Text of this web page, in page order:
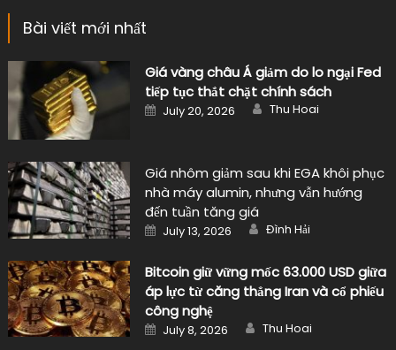
Bài viết mới nhất
Giá vàng châu Á giảm do lo ngại Fed
tiếp tục thắt chặt chính sách
Posted
on
July 20, 2026 Author
Thu Hoai
Giá nhôm giảm sau khi EGA khôi phục
nhà máy alumin, nhưng vẫn hướng
đến tuần tăng giá
Posted
on
July 13, 2026 Author
Đình Hải
Bitcoin giữ vững mốc 63.000 USD giữa
áp lực từ căng thẳng Iran và cổ phiếu
công nghệ
Posted
on
July 8, 2026 Author
Thu Hoai